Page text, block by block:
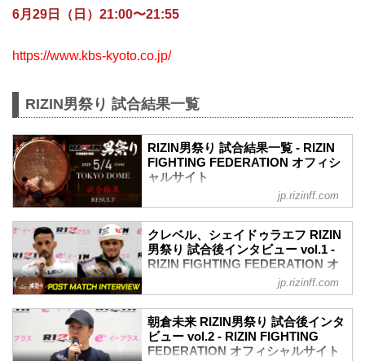
6月29日（日）21:00〜21:55
https://www.kbs-kyoto.co.jp/
RIZIN男祭り 試合結果一覧
RIZIN男祭り 試合結果一覧 - RIZIN
FIGHTING FEDERATION オフィシ
ャルサイト
第16試合／フェザー級タイトルマッチ ク
イドゥラエフ
フェザー級タイトルマッチ
RIZIN MMAルール：5分 3R（66.0kg）
（LOSE）クレベル・コイケ vs. ラジャブ
アリ・シェイドゥラエフ（WIN）
1R 1分02秒 KO（グラウンドパンチ）
≫ 試合結果詳細
第15試合／朝倉未来 vs. 鈴木千裕
RIZIN MMAルール：5分 3R（66.0kg）
jp.rizinff.com
クレベル、シェイドゥラエフ RIZIN
男祭り 試合後インタビュー vol.1 -
RIZIN FIGHTING FEDERATION オ
RIZIN男祭りの出場選手たちの試合後イン
タビューを公開！
YouTubeで見る
jp.rizinff.com
朝倉未来 RIZIN男祭り 試合後インタ
ビュー vol.2 - RIZIN FIGHTING
FEDERATION オフィシャルサイト